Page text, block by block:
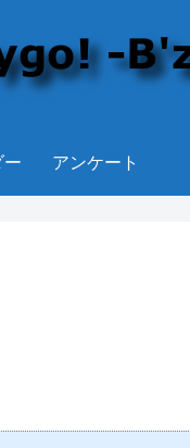
ー アンケート